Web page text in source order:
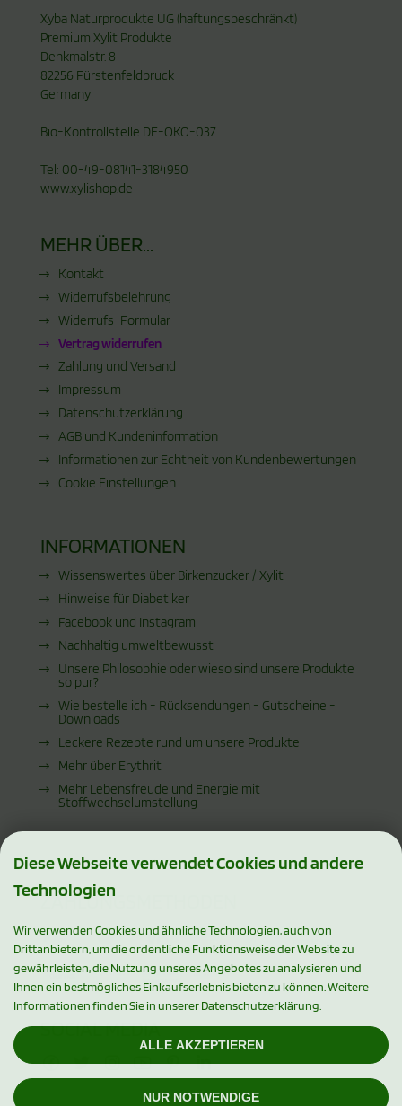
Xyba Naturprodukte UG (haftungsbeschränkt)
Premium Xylit Produkte
Denkmalstr. 8
82256 Fürstenfeldbruck
Germany
Bio-Kontrollstelle DE-ÖKO-037
Tel: 00-49-08141-3184950
www.xylishop.de
MEHR ÜBER...
Kontakt
Widerrufsbelehrung
Widerrufs-Formular
Vertrag widerrufen
Zahlung und Versand
Impressum
Datenschutzerklärung
AGB und Kundeninformation
Informationen zur Echtheit von Kundenbewertungen
Cookie Einstellungen
INFORMATIONEN
Wissenswertes über Birkenzucker / Xylit
Hinweise für Diabetiker
Facebook und Instagram
Nachhaltig umweltbewusst
Unsere Philosophie oder wieso sind unsere Produkte
so pur?
Wie bestelle ich - Rücksendungen - Gutscheine -
Downloads
Leckere Rezepte rund um unsere Produkte
Mehr über Erythrit
Mehr Lebensfreude und Energie mit
Stoffwechselumstellung
ZAHLUNGSMETHODEN
SOCIAL MEDIA
Diese Webseite verwendet Cookies und andere
Technologien
Wir verwenden Cookies und ähnliche Technologien, auch von
Drittanbietern, um die ordentliche Funktionsweise der Website zu
gewährleisten, die Nutzung unseres Angebotes zu analysieren und
Ihnen ein bestmögliches Einkaufserlebnis bieten zu können. Weitere
Informationen finden Sie in unserer Datenschutzerklärung.
ALLE AKZEPTIEREN
NUR NOTWENDIGE